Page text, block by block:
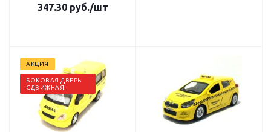
347.30 руб./шт
АКЦИЯ
БОКОВАЯ ДВЕРЬ
СДВИЖНАЯ!